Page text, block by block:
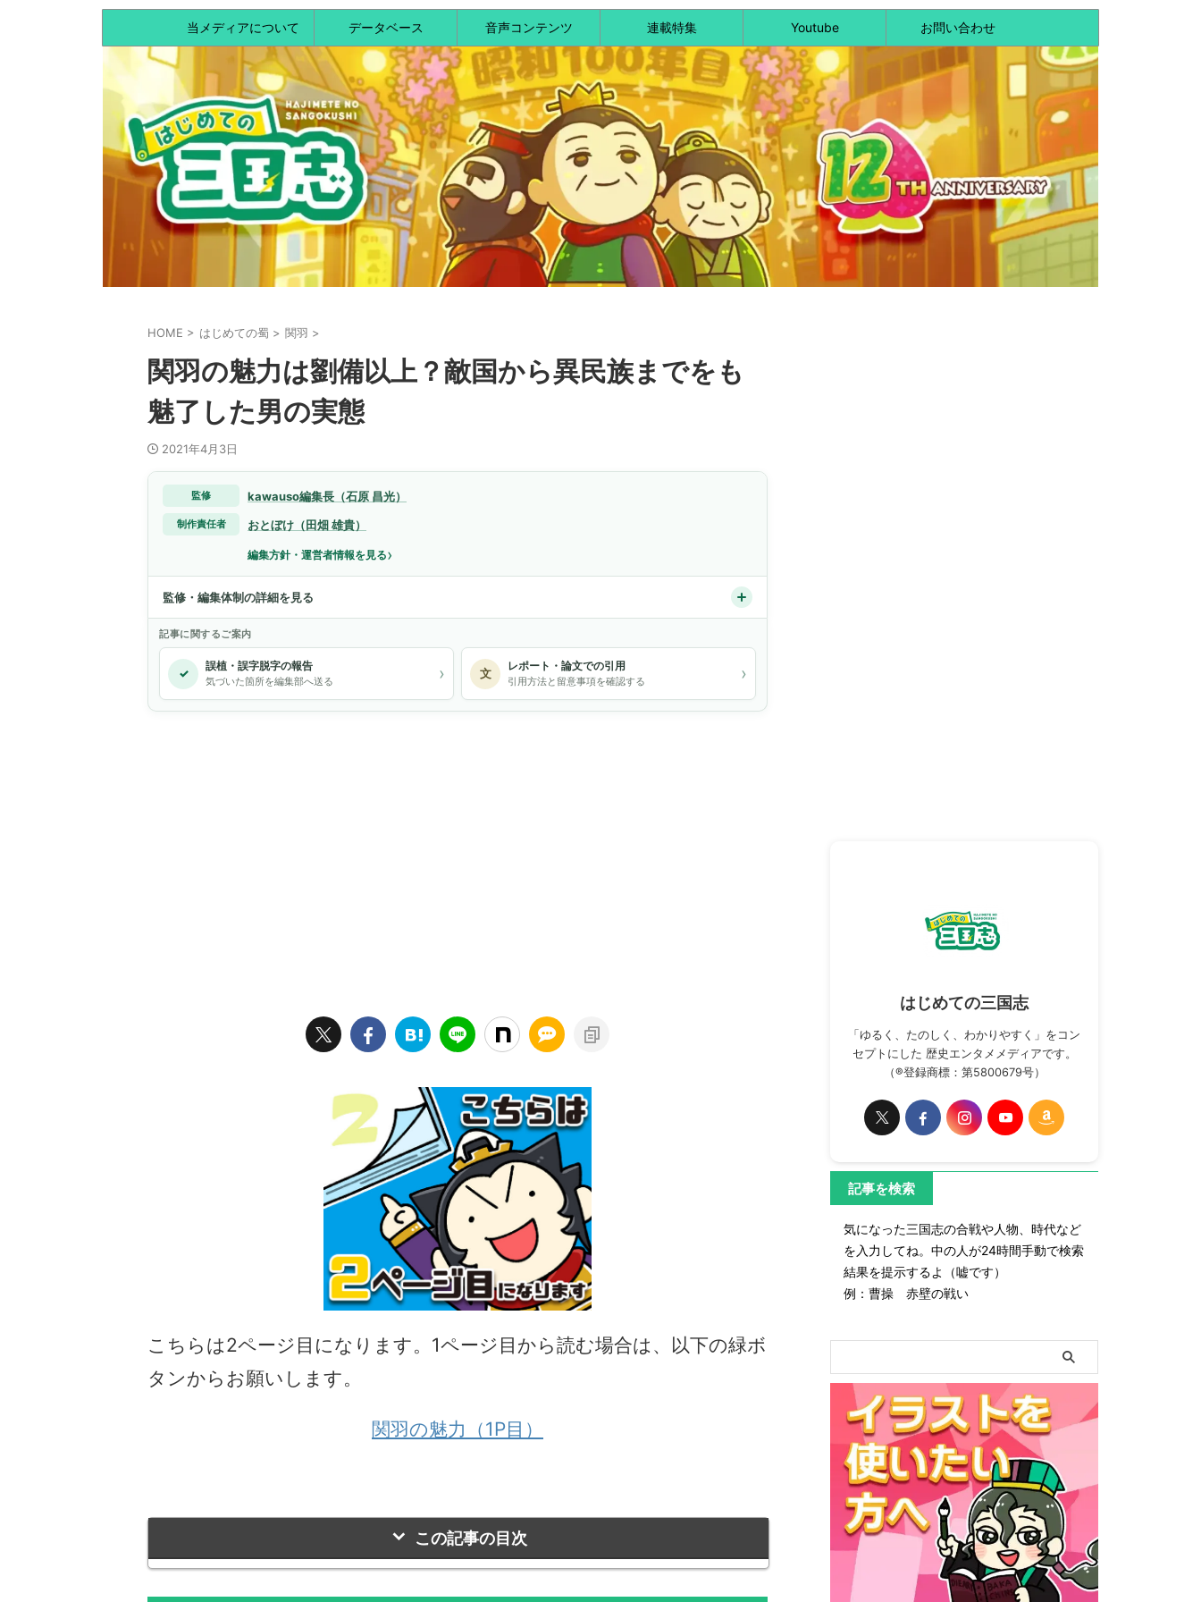
当メディアについて データベース 音声コンテンツ 連載特集 Youtube お問い合わせ
HOME > はじめての蜀 > 関羽 >
関羽の魅力は劉備以上？敵国から異民族までをも
魅了した男の実態
2021年4月3日
監修 kawauso編集長（石原 昌光）
制作責任者 おとぼけ（田畑 雄貴）
編集方針・運営者情報を見る›
監修・編集体制の詳細を見る
記事に関するご案内
✓ 誤植・誤字脱字の報告
気づいた箇所を編集部へ送る › 文 レポート・論文での引用
引用方法と留意事項を確認する ›
こちらは2ページ目になります。1ページ目から読む場合は、以下の緑ボ
タンからお願いします。
関羽の魅力（1P目）
この記事の目次
はじめての三国志
「ゆるく、たのしく、わかりやすく」をコン
セプトにした 歴史エンタメメディアです。
（®登録商標：第5800679号）
記事を検索
気になった三国志の合戦や人物、時代など
を入力してね。中の人が24時間手動で検索
結果を提示するよ（嘘です）
例：曹操 赤壁の戦い